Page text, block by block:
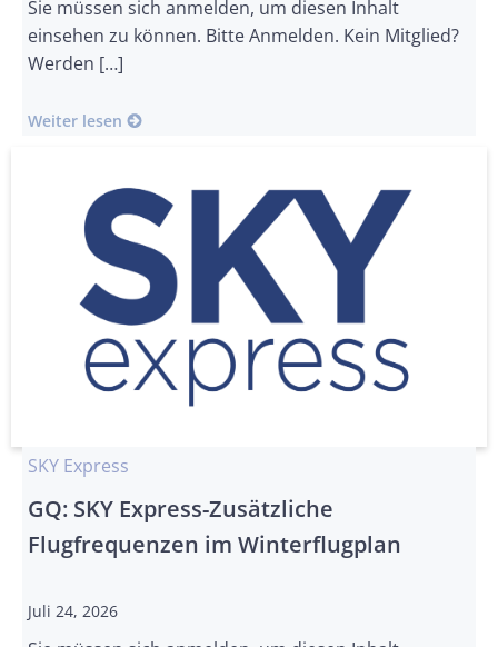
Sie müssen sich anmelden, um diesen Inhalt
einsehen zu können. Bitte Anmelden. Kein Mitglied?
Werden […]
Weiter lesen
SKY Express
GQ: SKY Express-Zusätzliche
Flugfrequenzen im Winterflugplan
Juli 24, 2026